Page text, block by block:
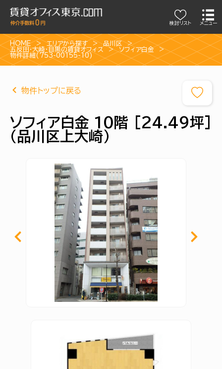
検討リスト メニュー
HOME エリアから探す
品川区
五反田・大崎・目黒の賃貸オフィス
ソフィア白金
物件詳細(753-00155-10)
物件トップに戻る
ソフィア白金 10階 [24.49坪]
（品川区上大崎）